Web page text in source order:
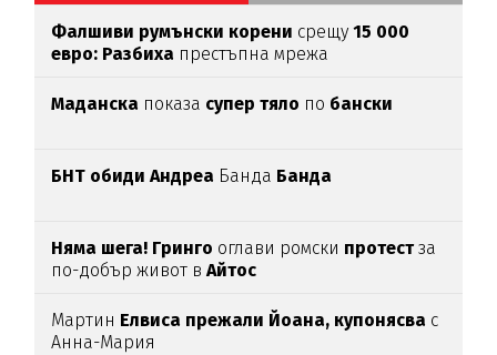
Фалшиви румънски корени срещу15 000
евро: Разбиха престъпна мрежа
Маданска показа супер тяло по бански
БНТ обиди Андреа Банда Банда
Няма шега! Гринго оглави ромски протестза
по-добър живот вАйтос
Мартин Елвиса прежали Йоана, купонясва с
Анна-Мария